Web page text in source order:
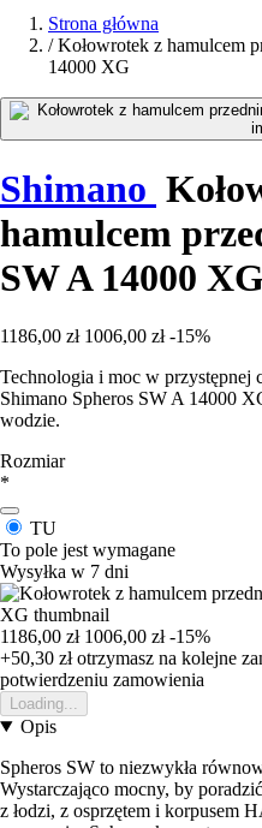
Strona główna
/ Kołowrotek z hamulcem
14000 XG
Shimano
hamulcem
SW A 14000 XG
1186,00 zł 1006,00 zł -15%
Technologia i moc w przystępnej
Shimano Spheros SW A 14000
wodzie.
Rozmiar
*
TU
To pole jest wymagane
Wysyłka w 7 dni
1186,00 zł 1006,00 zł -15%
+50,30 złotrzymasz na kolejne
potwierdzeniu zamowienia
Loading...
Opis
Spheros SW to niezwykła
Wystarczająco mocny, by
z łodzi, z osprzętem i korpusem